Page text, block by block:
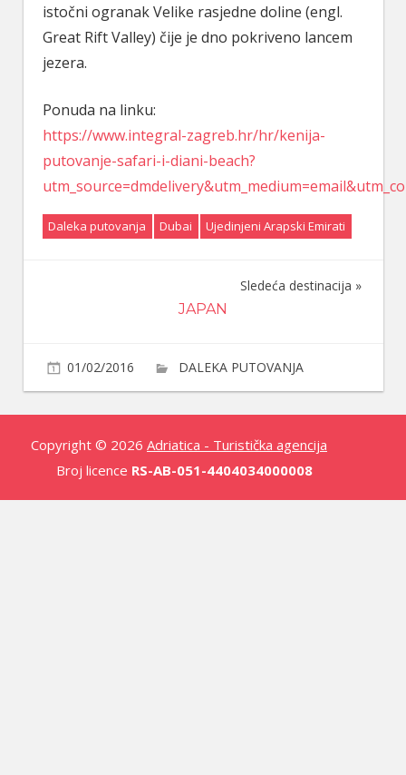
istočni ogranak Velike rasjedne doline (engl.
Great Rift Valley) čije je dno pokriveno lancem
jezera.
Ponuda na linku:
https://www.integral-zagreb.hr/hr/kenija-
putovanje-safari-i-diani-beach?
Daleka putovanja Dubai Ujedinjeni Arapski Emirati
Sledeća destinacija
JAPAN
01/02/2016 DALEKA PUTOVANJA
Copyright © 2026 Adriatica - Turistička agencija
Broj licence RS-AB-051-4404034000008